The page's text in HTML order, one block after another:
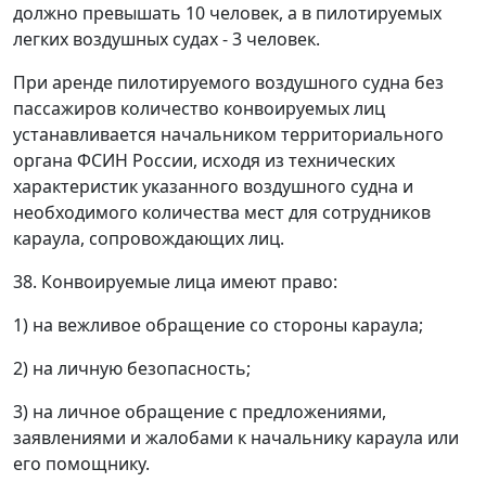
должно превышать 10 человек, а в пилотируемых
легких воздушных судах - 3 человек.
При аренде пилотируемого воздушного судна без
пассажиров количество конвоируемых лиц
устанавливается начальником территориального
органа ФСИН России, исходя из технических
характеристик указанного воздушного судна и
необходимого количества мест для сотрудников
караула, сопровождающих лиц.
38. Конвоируемые лица имеют право:
1) на вежливое обращение со стороны караула;
2) на личную безопасность;
3) на личное обращение с предложениями,
заявлениями и жалобами к начальнику караула или
его помощнику.